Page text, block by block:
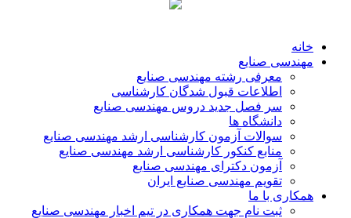
خانه
مهندسی صنایع
معرفی رشته مهندسی صنایع
اطلاعات قبول شدگان کارشناسی
سر فصل جدید دروس مهندسی صنایع
دانشگاه ها
سوالات آزمون کارشناسی ارشد مهندسی صنایع
منابع کنکور کارشناسی ارشد مهندسی صنایع
آزمون دکترای مهندسی صنایع
تقویم مهندسی صنایع ایران
همکاری با ما
ثبت نام جهت همکاری در تیم اخبار مهندسی صنایع